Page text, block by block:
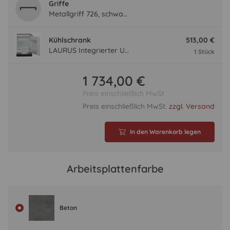
Arbeitsplattenfarbe
Beton
Griffe
Metallgriff 726, schwarz
Kühlschrank
LAURUS Integrierter Unterbau- Kühlautomat LKG82E LKG82E
513,00 €
1 Stück
1 734,00 €
Preis einschließlich MwSt
Preis einschließlich MwSt. zzgl. Versand
In den Warenkorb legen